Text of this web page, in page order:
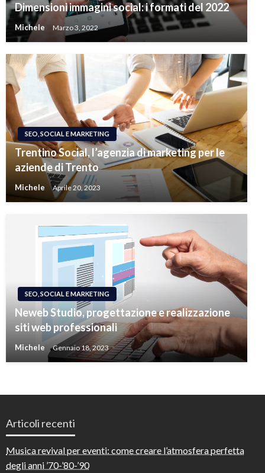
Dimensioni immagini social: i formati del 2022
Michele Marzo 3, 2022
SEO, SOCIAL E MARKETING
Trentino Social, l’agenzia di marketing per le
aziende di Trento
Michele Aprile 20, 2023
SEO, SOCIAL E MARKETING
Neweb Studio, progettazione e realizzazione
siti web professionali
Michele Gennaio 18, 2023
Articoli recenti
Musica revival per eventi: come creare l’atmosfera perfetta
degli anni ’70-’80-’90